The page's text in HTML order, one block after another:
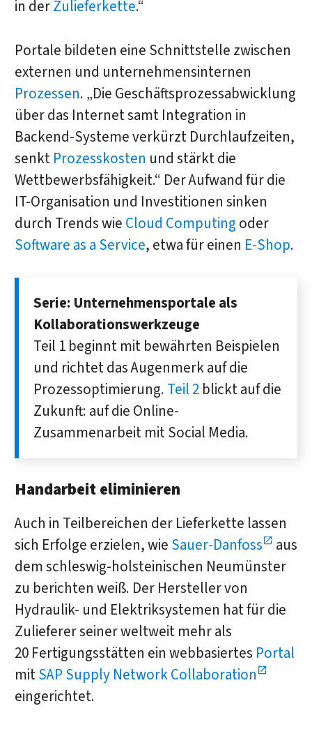
in derZulieferkette.“
Portale bildeten eine Schnittstelle zwischen
externen und unternehmensinternen
Prozessen. „Die Geschäftsprozessabwicklung
über das Internet samt Integration in
Backend-Systeme verkürzt Durchlaufzeiten,
senkt Prozesskosten und stärkt die
Wettbewerbsfähigkeit.“ Der Aufwand für die
IT-Organisation und Investitionen sinken
durch Trends wie Cloud Computing oder
Software as a Service, etwa für einen E-Shop.
Serie: Unternehmensportale als
Kollaborationswerkzeuge
Teil 1 beginnt mit bewährten Beispielen
und richtet das Augenmerk auf die
Prozessoptimierung. Teil 2 blickt auf die
Zukunft: auf die Online-
Zusammenarbeit mit Social Media.
Handarbeit eliminieren
Auch in Teilbereichen der Lieferkette lassen
sich Erfolge erzielen, wie Sauer-Danfoss
aus
dem schleswig-holsteinischen Neumünster
zu berichten weiß. Der Hersteller von
Hydraulik- und Elektriksystemen hat für die
Zulieferer seiner weltweit mehr als
20 Fertigungsstätten ein webbasiertes Portal
mitSAP Supply Network Collaboration
eingerichtet.